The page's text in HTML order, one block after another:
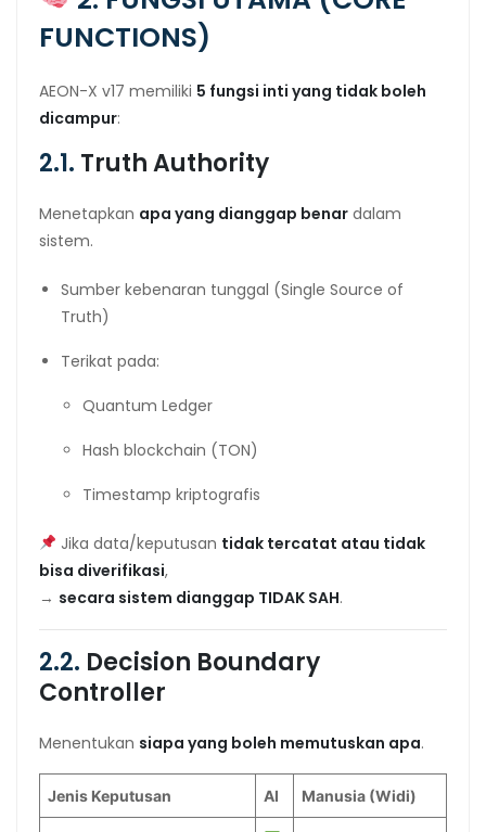
FUNCTIONS)
AEON-X v17 memiliki 5 fungsi inti yang tidak boleh
dicampur:
2.1. Truth Authority
Menetapkan apa yang dianggap benar dalam
sistem.
Sumber kebenaran tunggal (Single Source of
Truth)
Terikat pada:
Quantum Ledger
Hash blockchain (TON)
Timestamp kriptografis
Jika data/keputusan tidak tercatat atau tidak
bisa diverifikasi,
→ secara sistem dianggap TIDAK SAH.
2.2. Decision Boundary
Controller
Menentukan siapa yang boleh memutuskan apa.
Jenis Keputusan AI Manusia (Widi)